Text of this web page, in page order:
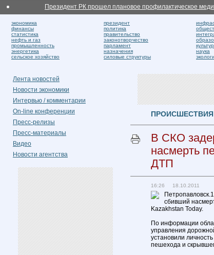
Президент РК прошел плановое профилактическое
экономика
финансы
статистика
нефть и газ
промышленность
энергетика
сельское хозяйство
президент
политика
правительство
законотворчество
парламент
назначения
силовые структуры
наука
Лента новостей
Новости экономики
Интервью / комментарии
On-line конференции
Пресс-релизы
Пресс-материалы
Видео
Новости агентства
ПРОИСШЕСТВИЯ
В СКО
насмерть
ДТП
16:26 18.10.2011
сбивший
Kazakhstan Today.
По информации
управления
установили
пешехода и